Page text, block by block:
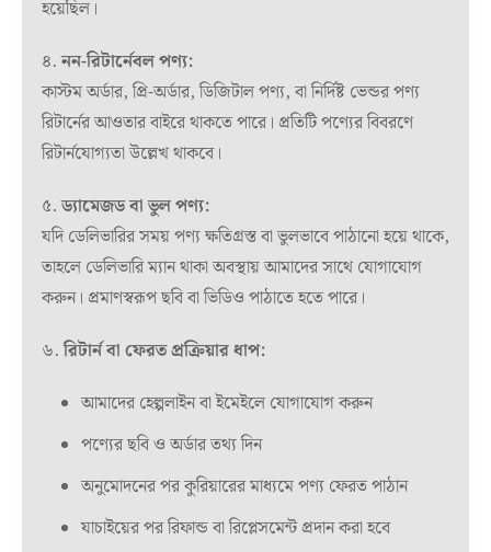
হয়েছিল।
৪.নন-রিটার্নেবল পণ্য:
কাস্টম অর্ডার, প্রি-অর্ডার, ডিজিটাল পণ্য, বা নির্দিষ্ট ভেন্ডর পণ্য
রিটার্নের আওতার বাইরে থাকতে পারে। প্রতিটি পণ্যের বিবরণে
রিটার্নযোগ্যতা উল্লেখ থাকবে।
৫.ড্যামেজড বা ভুল পণ্য:
যদি ডেলিভারির সময় পণ্য ক্ষতিগ্রস্ত বা ভুলভাবে পাঠানো হয়ে থাকে,
তাহলে ডেলিভারি ম্যান থাকা অবস্থায় আমাদের সাথে যোগাযোগ
করুন। প্রমাণস্বরূপ ছবি বা ভিডিও পাঠাতে হতে পারে।
৬.রিটার্ন বা ফেরত প্রক্রিয়ার ধাপ:
আমাদের হেল্পলাইন বা ইমেইলে যোগাযোগ করুন
পণ্যের ছবি ও অর্ডার তথ্য দিন
অনুমোদনের পর কুরিয়ারের মাধ্যমে পণ্য ফেরত পাঠান
যাচাইয়ের পর রিফান্ড বা রিপ্লেসমেন্ট প্রদান করা হবে